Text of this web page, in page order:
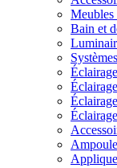
Meubles
Bain et